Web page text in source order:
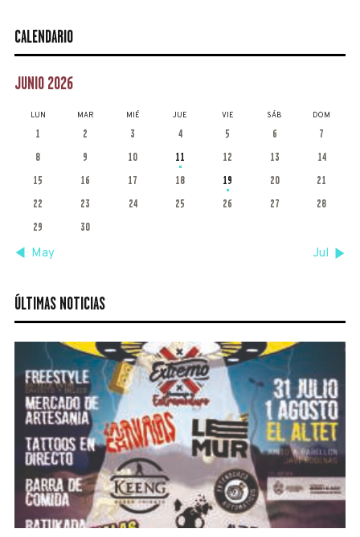
CALENDARIO
JUNIO 2026
LUN MAR MIÉ JUE VIE SÁB DOM
1 2 3 4 5 6
7
8
9 10 11 12 13
14
15
16 17 18 19 20
21
22
23 24 25 26 27
28
29
30
« May Jul »
ÚLTIMAS NOTICIAS